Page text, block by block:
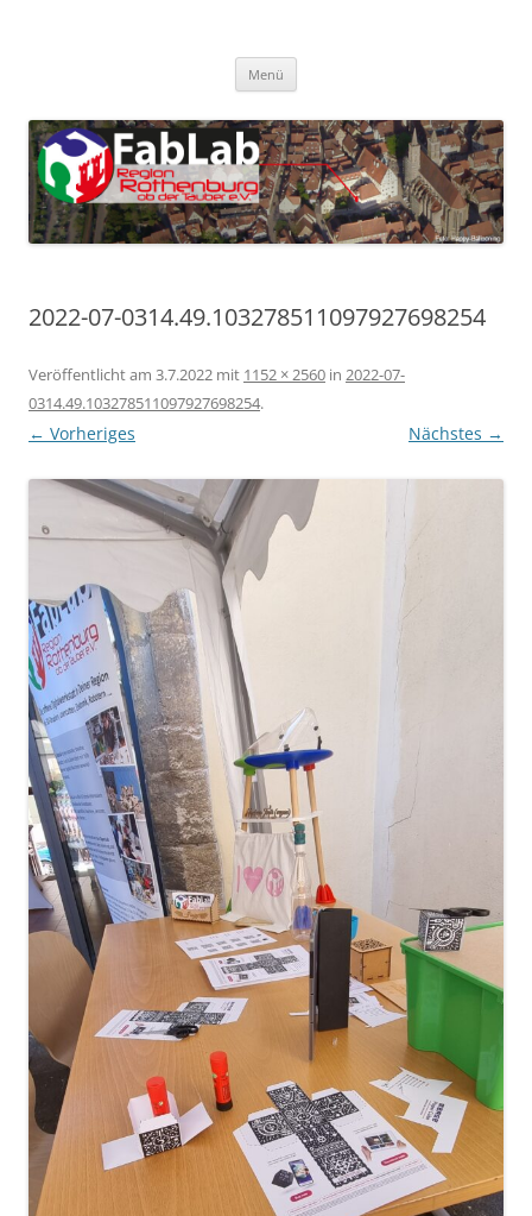
Menü
2022-07-0314.49.103278511097927698254
Veröffentlicht am 3.7.2022 mit 1152 × 2560 in 2022-07-
0314.49.103278511097927698254.
← Vorheriges Nächstes →